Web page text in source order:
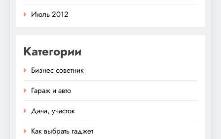
Июль 2012
Категории
Бизнес советник
Гараж и авто
Дача, участок
Как выбрать гаджет